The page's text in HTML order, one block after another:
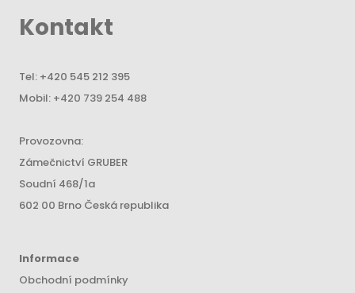
Kontakt
Tel: +420 545 212 395
Mobil: +420 739 254 488
Provozovna:
Zámečnictví GRUBER
Soudní 468/1a
602 00 Brno Česká republika
Informace
Obchodní podmínky